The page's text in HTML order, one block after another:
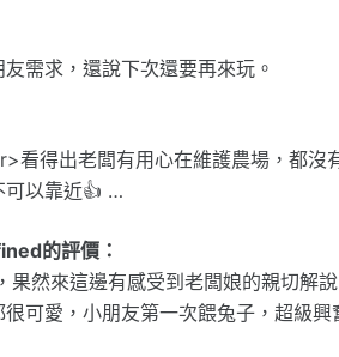
需求，還說下次還要再來玩。
看得出老闆有用心在維護農場，都
可以靠近👍 …
的評價：
然來這邊有感受到老闆娘的親切解
可愛，小朋友第一次餵兔子，超級